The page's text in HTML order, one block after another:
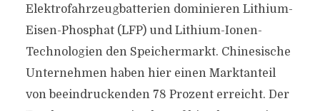
Elektrofahrzeugbatterien dominieren Lithium-
Eisen-Phosphat (LFP) und Lithium-Ionen-
Technologien den Speichermarkt. Chinesische
Unternehmen haben hier einen Marktanteil
von beeindruckenden 78 Prozent erreicht. Der